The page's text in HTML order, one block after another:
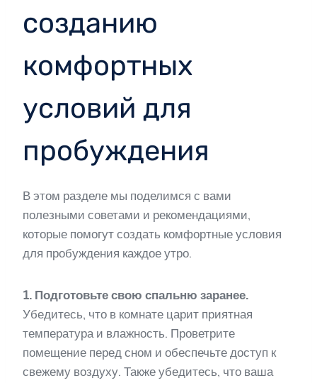
созданию
комфортных
условий для
пробуждения
В этом разделе мы поделимся с вами
полезными советами и рекомендациями,
которые помогут создать комфортные условия
для пробуждения каждое утро.
1. Подготовьте свою спальню заранее.
Убедитесь, что в комнате царит приятная
температура и влажность. Проветрите
помещение перед сном и обеспечьте доступ к
свежему воздуху. Также убедитесь, что ваша